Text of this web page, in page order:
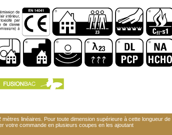
linéaires. Pour toute dimension supérieure à cette longueur de
votre commande en plusieurs coupes en les ajoutant